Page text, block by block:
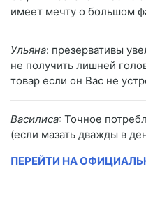
имеет мечту о большом
Ульяна: презервативы
не получить лишней
товар если он Вас не
Василиса: Точное
(если мазать дважды в
ПЕРЕЙТИ НА